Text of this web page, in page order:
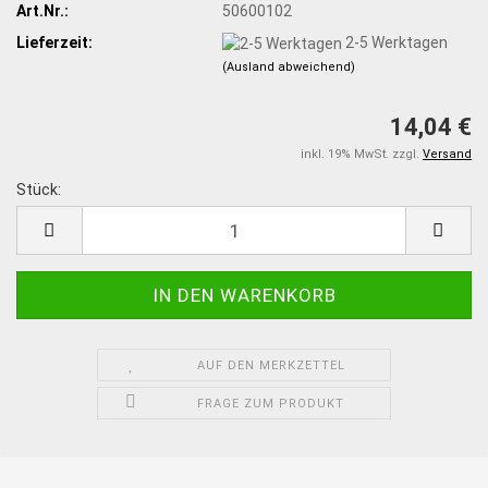
Art.Nr.:
50600102
Lieferzeit:
2-5 Werktagen
(Ausland abweichend)
14,04 €
inkl. 19% MwSt. zzgl. Versand
Stück:
AUF DEN MERKZETTEL
FRAGE ZUM PRODUKT